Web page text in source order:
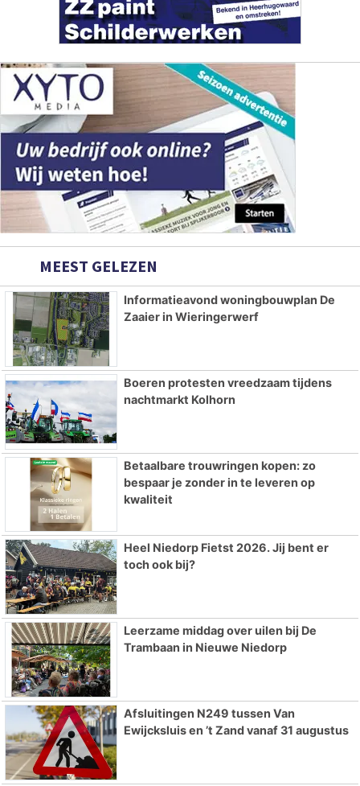
MEEST GELEZEN
Informatieavond woningbouwplan De
Zaaier in Wieringerwerf
Boeren protesten vreedzaam tijdens
nachtmarkt Kolhorn
Betaalbare trouwringen kopen: zo
bespaar je zonder in te leveren op
kwaliteit
Heel Niedorp Fietst 2026. Jij bent er
toch ook bij?
Leerzame middag over uilen bij De
Trambaan in Nieuwe Niedorp
Afsluitingen N249 tussen Van
Ewijcksluis en ’t Zand vanaf 31 augustus